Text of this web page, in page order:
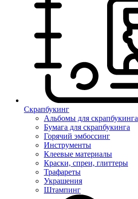
Скрапбукинг
Альбомы для скрапбукинга
Бумага для скрапбукинга
Горячий эмбоссинг
Инструменты
Клеевые материалы
Краски, спреи, глиттеры
Трафареты
Украшения
Штампинг